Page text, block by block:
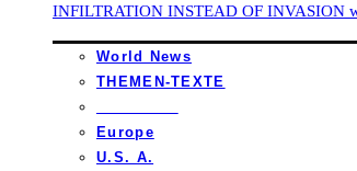
INFILTRATION INSTEAD OF INVASION
World News
THEMEN-TEXTE
Europe
U.S. A.